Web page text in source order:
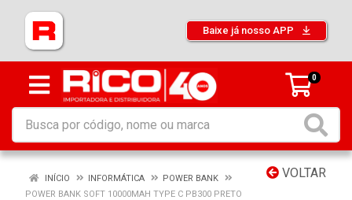
Baixe já nosso APP
0
VOLTAR
INÍCIO INFORMÁTICA
POWER BANK
POWER BANK SOFT 10000MAH TYPE C PB300 PRETO